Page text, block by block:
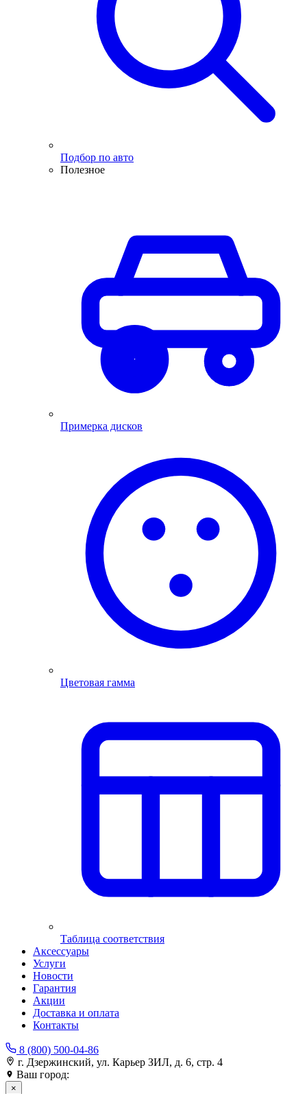
Подбор по авто
Полезное
Примерка дисков
Цветовая гамма
Таблица соответствия
Аксессуары
Услуги
Новости
Гарантия
Акции
Доставка и оплата
Контакты
8 (800) 500-04-86
г. Дзержинский, ул. Карьер ЗИЛ, д. 6, стр. 4
Ваш город:
×